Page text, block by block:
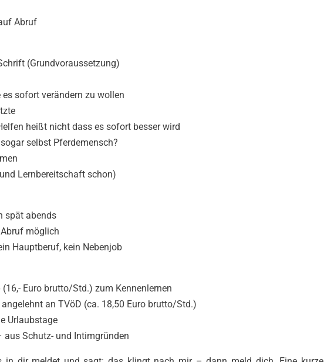
Abruf
(Grundvoraussetzung)
sofort verändern zu wollen
heißt nicht dass es sofort besser wird
selbst Pferdemensch?
Lernbereitschaft schon)
spät abends
möglich
Hauptberuf, kein Nebenjob
Euro brutto/Std.) zum Kennenlernen
an TVöD (ca. 18,50 Euro brutto/Std.)
Urlaubstage
Schutz- und Intimgründen